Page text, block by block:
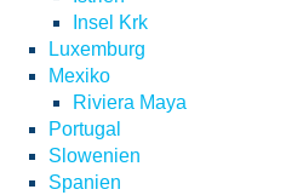
Insel Krk
Luxemburg
Mexiko
Riviera Maya
Portugal
Slowenien
Spanien